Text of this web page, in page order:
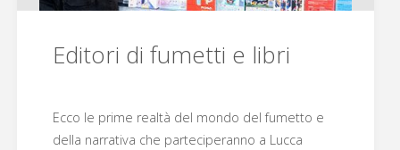
Editori di fumetti e libri
Ecco le prime realtà del mondo del fumetto e
della narrativa che parteciperanno a Lucca